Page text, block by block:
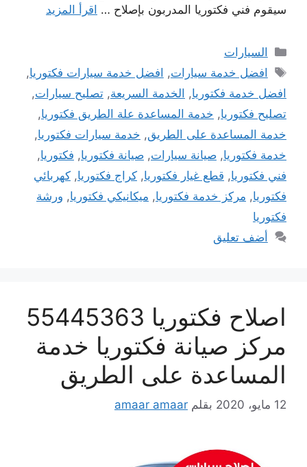
سيقوم فني فكتوريا المدربون بإصلاح … اقرأ المزيد
التصنيفات
السيارات
الوسوم
افضل خدمة سيارات, افضل خدمة سيارات فكتوريا,
افضل خدمة فكتوريا, الخدمة السريعة, تصليح سيارات,
تصليح فكتوريا, خدمة المساعدة علة الطريق فكتوريا,
خدمة المساعدة على الطريق, خدمة سيارات فكتوريا,
خدمة فكتوريا, صيانة سيارات, صيانة فكتوريا, فكتوريا,
فني فكتوريا, قطع غيار فكتوريا, كراج فكتوريا, كهربائي
فكتوريا, مركز خدمة فكتوريا, ميكانيكي فكتوريا, ورشة
فكتوريا
أضف تعليق
اصلاح فكتوريا 55445363
مركز صيانة فكتوريا خدمة
المساعدة على الطريق
12 مايو، 2020 بقلم amaar amaar